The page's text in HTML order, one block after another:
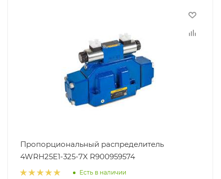
Пропорциональный распределитель
4WRH25E1-325-7X R900959574
Есть в наличии